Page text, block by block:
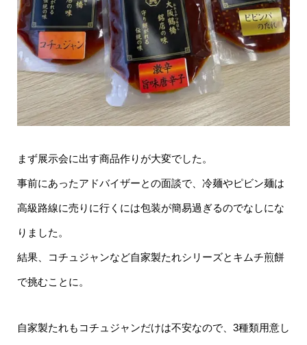
まず展示会に出す商品作りが大変でした。
事前にあったアドバイザーとの面談で、冷麺やピビン麺は
高級路線に売りに行くには包装が簡易過ぎるのでなしにな
りました。
結果、コチュジャンなど自家製たれシリーズとキムチ煎餅
で挑むことに。
自家製たれもコチュジャンだけは不安なので、3種類用意し